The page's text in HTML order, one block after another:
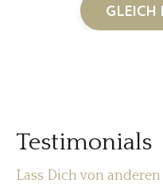
GLEICH
Testimonials
Lass Dich von